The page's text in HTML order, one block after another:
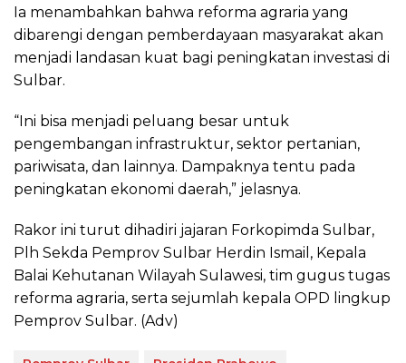
Ia menambahkan bahwa reforma agraria yang
dibarengi dengan pemberdayaan masyarakat akan
menjadi landasan kuat bagi peningkatan investasi di
Sulbar.
“Ini bisa menjadi peluang besar untuk
pengembangan infrastruktur, sektor pertanian,
pariwisata, dan lainnya. Dampaknya tentu pada
peningkatan ekonomi daerah,” jelasnya.
Rakor ini turut dihadiri jajaran Forkopimda Sulbar,
Plh Sekda Pemprov Sulbar Herdin Ismail, Kepala
Balai Kehutanan Wilayah Sulawesi, tim gugus tugas
reforma agraria, serta sejumlah kepala OPD lingkup
Pemprov Sulbar. (Adv)